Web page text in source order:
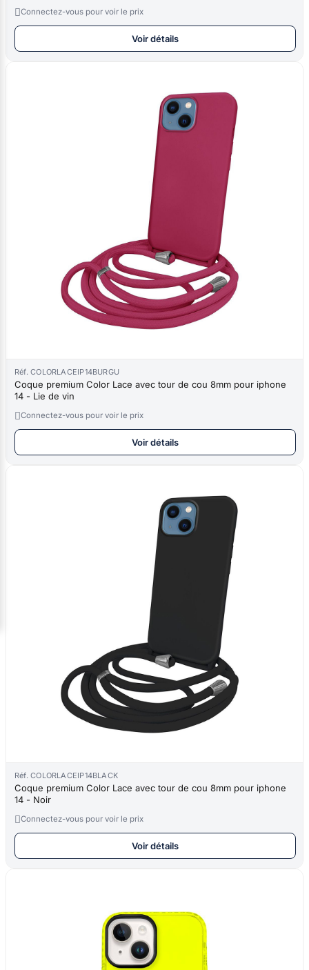
Connectez-vous pour voir le prix
Voir détails
Réf. COLORLACEIP14BURGU
Coque premium Color Lace avec tour de cou 8mm pour iphone
14 - Lie de vin
Connectez-vous pour voir le prix
Voir détails
Réf. COLORLACEIP14BLACK
Coque premium Color Lace avec tour de cou 8mm pour iphone
14 - Noir
Connectez-vous pour voir le prix
Voir détails